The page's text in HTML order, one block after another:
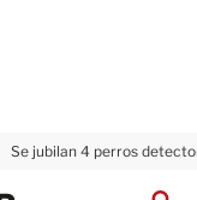
Se jubilan 4 perros